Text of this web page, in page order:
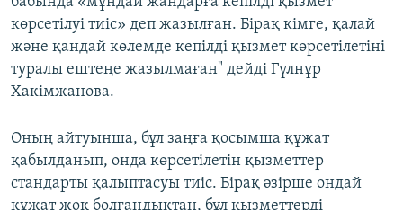
көрсетілуі тиіс» деп жазылған. Бірақ кімге, қалай
және қандай көлемде кепілді қызмет көрсетілетіні
туралы ештеңе жазылмаған" дейді Гүлнұр
Хакімжанова.
Оның айтуынша, бұл заңға қосымша құжат
қабылданып, онда көрсетілетін қызметтер
стандарты қалыптасуы тиіс. Бірақ әзірше ондай
құжат жоқ болғандықтан, бұл қызметтерді